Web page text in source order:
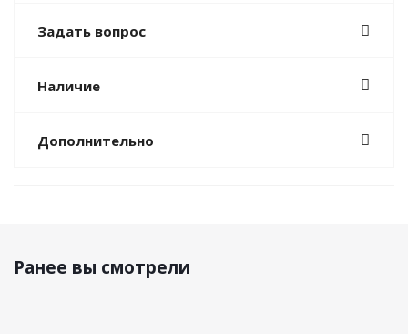
Задать вопрос
Наличие
Дополнительно
Ранее вы смотрели